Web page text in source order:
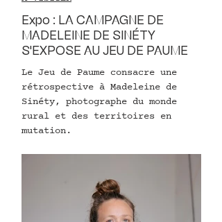
Expo : LA CAMPAGNE DE
MADELEINE DE SINÉTY
S'EXPOSE AU JEU DE PAUME
Le Jeu de Paume consacre une
rétrospective à Madeleine de
Sinéty, photographe du monde
rural et des territoires en
mutation.